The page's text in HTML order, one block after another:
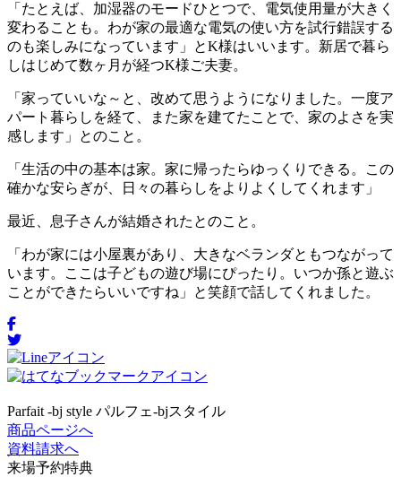
「たとえば、加湿器のモードひとつで、電気使用量が大きく
変わることも。わが家の最適な電気の使い方を試行錯誤する
のも楽しみになっています」とK様はいいます。新居で暮ら
しはじめて数ヶ月が経つK様ご夫妻。
「家っていいな～と、改めて思うようになりました。一度ア
パート暮らしを経て、また家を建てたことで、家のよさを実
感します」とのこと。
「生活の中の基本は家。家に帰ったらゆっくりできる。この
確かな安らぎが、日々の暮らしをよりよくしてくれます」
最近、息子さんが結婚されたとのこと。
「わが家には小屋裏があり、大きなベランダともつながって
います。ここは子どもの遊び場にぴったり。いつか孫と遊ぶ
ことができたらいいですね」と笑顔で話してくれました。
Parfait -bj style パルフェ-bjスタイル
商品ページへ
資料請求へ
来場予約特典